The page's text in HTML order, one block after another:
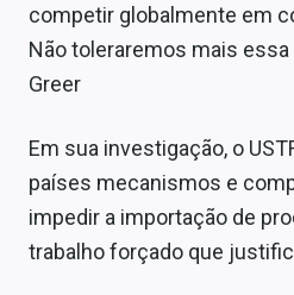
competir globalmente em
Não toleraremos mais essa
Greer
Em sua investigação, o
países mecanismos e
impedir a importação de
trabalho forçado que